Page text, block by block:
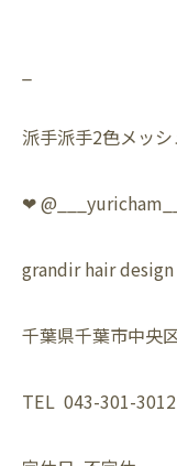
派手派手2色メッ
❤︎
grandir hair design
千葉県千葉市中央
TEL 043-301-3012